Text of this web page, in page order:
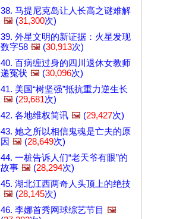
38. 马提尼克岛让人长高之谜难解
🖼️ (31,300次)
39. 外星文明的新证据：火星发现
数字58 🖼️ (30,913次)
40. 百病缠过身的四川退休女教师
递冤状 🖼️ (30,096次)
41. 美国“树坚强”抵抗重力逆生长
🖼️ (29,681次)
42. 各地维权简讯 🖼️ (29,427次)
43. 她之所以相信鬼魂是亡夫的原
因 🖼️ (28,649次)
44. 一桩告诉人们“老天爷有眼”的
故事 🖼️ (28,294次)
45. 湖北江西两奇人头顶上的绝技
🖼️ (28,145次)
46. 李娜首秀网球综艺节目 🖼️